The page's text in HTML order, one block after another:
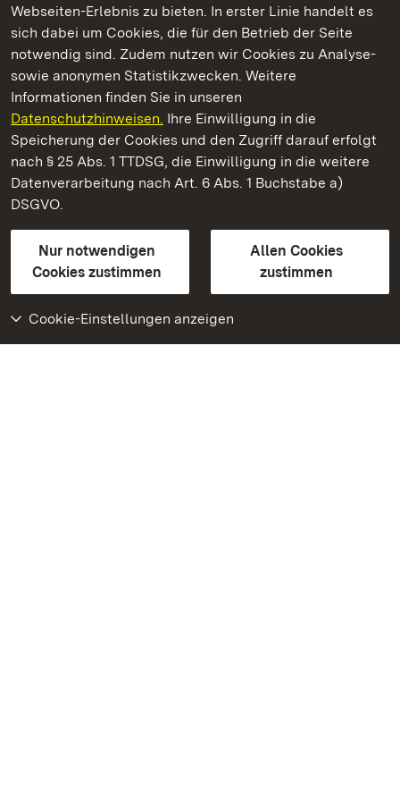
Webseiten-Erlebnis zu bieten. In erster Linie handelt es
sich dabei um Cookies, die für den Betrieb der Seite
notwendig sind. Zudem nutzen wir Cookies zu Analyse-
sowie anonymen Statistikzwecken. Weitere
Informationen finden Sie in unseren
Datenschutzhinweisen. Ihre Einwilligung in die
Speicherung der Cookies und den Zugriff darauf erfolgt
nach § 25 Abs. 1 TTDSG, die Einwilligung in die weitere
Datenverarbeitung nach Art. 6 Abs. 1 Buchstabe a)
DSGVO.
Nur notwendigen
Cookies zustimmen
Allen Cookies
zustimmen
Cookie-Einstellungen anzeigen
Kommen. Staunen. Genießen.
Staatliche Schlösser und Gärten Baden‑Württemberg
Staatliche Schlösser und Gärten Baden-Württemberg
Kontakt
GebärdenspracheLeichte Sprache
Erklärung zur Barrierefreiheit
BITV-konform (geprüfte Seiten)
Weiteres